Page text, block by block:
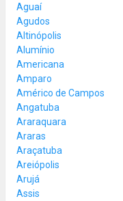
Aguaí
Agudos
Altinópolis
Alumínio
Americana
Amparo
Américo de Campos
Angatuba
Araraquara
Araras
Araçatuba
Areiópolis
Arujá
Assis